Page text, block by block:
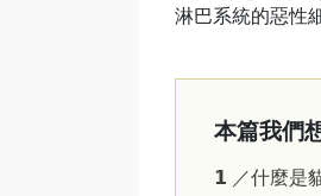
淋巴系統的惡性
本篇我
𝟭 ／什麼是